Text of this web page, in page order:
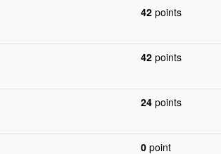
42 points
42 points
24 points
0 point